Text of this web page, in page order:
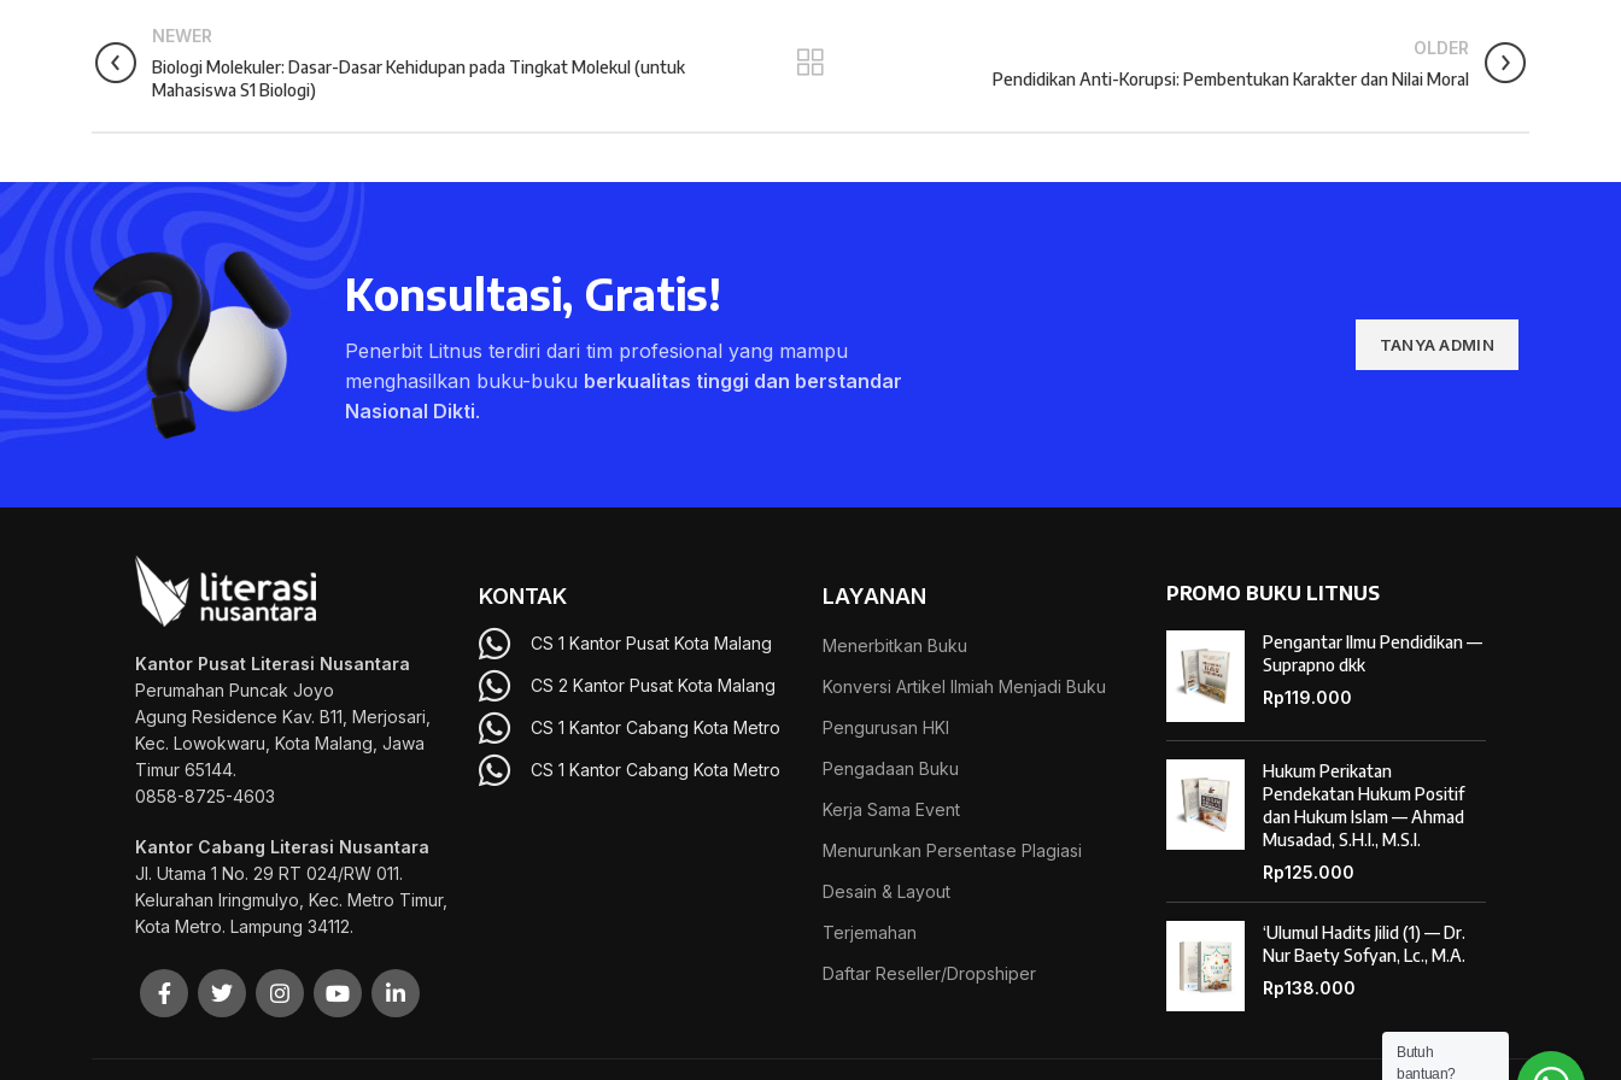
NEWER
Biologi Molekuler: Dasar-Dasar Kehidupan pada Tingkat Molekul (untuk
Mahasiswa S1 Biologi)
OLDER
Pendidikan Anti-Korupsi: Pembentukan Karakter dan Nilai Moral
Konsultasi, Gratis!
Penerbit Litnus terdiri dari tim profesional yang mampu
menghasilkan buku-buku berkualitas tinggi dan berstandar
Nasional Dikti.
TANYA ADMIN
Kantor Pusat Literasi Nusantara
Perumahan Puncak Joyo
Agung Residence Kav. B11, Merjosari,
Kec. Lowokwaru, Kota Malang, Jawa
Timur 65144.
0858-8725-4603
Kantor Cabang Literasi Nusantara
Jl. Utama 1 No. 29 RT 024/RW 011.
Kelurahan Iringmulyo, Kec. Metro Timur,
Kota Metro. Lampung 34112.
KONTAK
CS 1 Kantor Pusat Kota Malang
CS 2 Kantor Pusat Kota Malang
CS 1 Kantor Cabang Kota Metro
CS 1 Kantor Cabang Kota Metro
LAYANAN
Menerbitkan Buku
Konversi Artikel Ilmiah Menjadi Buku
Pengurusan HKI
Pengadaan Buku
Kerja Sama Event
Menurunkan Persentase Plagiasi
Desain & Layout
Terjemahan
Daftar Reseller/Dropshiper
PROMO BUKU LITNUS
Pengantar Ilmu Pendidikan —
Suprapno dkk
Rp119.000
Hukum Perikatan
Pendekatan Hukum Positif
dan Hukum Islam — Ahmad
Musadad, S.H.I., M.S.I.
Rp125.000
‘Ulumul Hadits Jilid (1) — Dr.
Nur Baety Sofyan, Lc., M.A.
Rp138.000
Butuh
bantuan?